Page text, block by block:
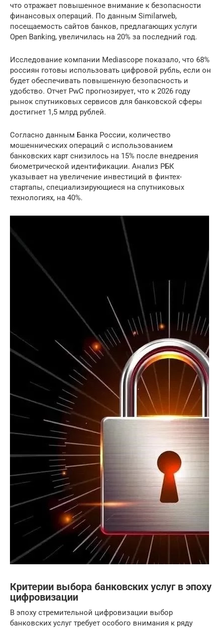
что отражает повышенное внимание к безопасности
финансовых операций. По данным Similarweb,
посещаемость сайтов банков, предлагающих услуги
Open Banking, увеличилась на 20% за последний год.
Исследование компании Mediascope показало, что 68%
россиян готовы использовать цифровой рубль, если он
будет обеспечивать повышенную безопасность и
удобство. Отчет PwC прогнозирует, что к 2026 году
рынок спутниковых сервисов для банковской сферы
достигнет 1,5 млрд рублей.
Согласно данным Банка России, количество
мошеннических операций с использованием
банковских карт снизилось на 15% после внедрения
биометрической идентификации. Анализ РБК
указывает на увеличение инвестиций в финтех-
стартапы, специализирующиеся на спутниковых
технологиях, на 40%.
Критерии выбора банковских услуг в эпоху
цифровизации
В эпоху стремительной цифровизации выбор
банковских услуг требует особого внимания к ряду